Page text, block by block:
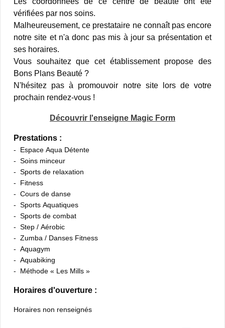
vérifiées par nos soins.
Malheureusement, ce prestataire ne connaît pas encore
notre site et n'a donc pas mis à jour sa présentation et
ses horaires.
Vous souhaitez que cet établissement propose des
Bons Plans Beauté ?
N'hésitez pas à promouvoir notre site lors de votre
prochain rendez-vous !
Découvrir l'enseigne Magic Form
Prestations :
Espace Aqua Détente
Soins minceur
Sports de relaxation
Fitness
Cours de danse
Sports Aquatiques
Sports de combat
Step / Aérobic
Zumba / Danses Fitness
Aquagym
Aquabiking
Méthode « Les Mills »
Horaires d'ouverture :
Horaires non renseignés